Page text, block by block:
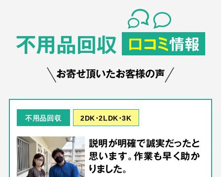
不用品回収 口コミ情報
お寄せ頂いたお客様の声
不用品回収 2DK･2LDK･3K
説明が明確で誠実だったと
思います。作業も早く助か
りました。